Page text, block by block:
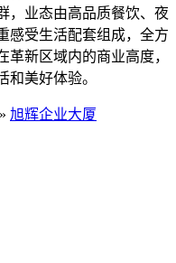
，业态由高品质餐饮、夜
感受生活配套组成，全方
新区域内的商业高度，
和美好体验。
» 旭辉企业大厦